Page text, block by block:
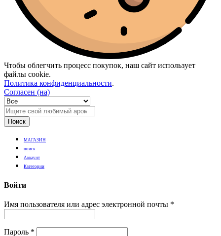
Чтобы облегчить процесс покупок, наш сайт использует
файлы cookie.
Политика конфиденциальности.
Согласен (на)
Поиск
МАГАЗИН
поиск
Аккаунт
Категории
Войти
Имя пользователя или адрес электронной почты *
Пароль *